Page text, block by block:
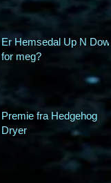
Er Hemsedal Up N Down
for meg?
Premie fra Hedgehog
Dryer